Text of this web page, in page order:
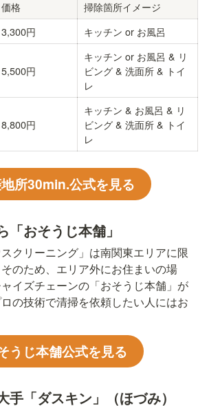
価格
掃除箇所イメージ
3,300円 キッチン or お風呂
5,500円
キッチン or お風呂 & リ
ビング & 洗面所 & トイ
レ
8,800円
キッチン & お風呂 & リ
ビング & 洗面所 & トイ
レ
所30min.公式を見る
「おそうじ本舗」
スクリーニング」は南関東エリアに限
のため、エリア外にお住まいの場
イズチェーンの「おそうじ本舗」が
の技術で清掃を依頼したい人にはお
うじ本舗公式を見る
手「ダスキン」（ほづみ）